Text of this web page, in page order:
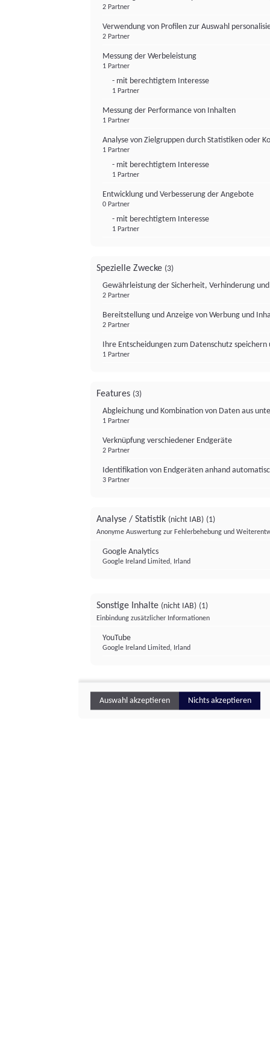
2 Partner
Verwendung von Profilen zur Auswahl
2 Partner
Messung der Werbeleistung
1 Partner
- mit berechtigtem Interesse
1 Partner
Messung der Performance von Inhalten
1 Partner
Analyse von Zielgruppen durch Statistiken oder
1 Partner
- mit berechtigtem Interesse
1 Partner
Entwicklung und Verbesserung der Angebote
0 Partner
- mit berechtigtem Interesse
1 Partner
Spezielle Zwecke (3)
Gewährleistung der Sicherheit, Verhinderung
2 Partner
Bereitstellung und Anzeige von Werbung und
2 Partner
Ihre Entscheidungen zum Datenschutz
1 Partner
Features (3)
Abgleichung und Kombination von Daten aus
1 Partner
Verknüpfung verschiedener Endgeräte
2 Partner
Identifikation von Endgeräten anhand
3 Partner
Analyse / Statistik (nicht IAB) (1)
Anonyme Auswertung zur Fehlerbehebung und
Google Analytics
Google Ireland Limited, Irland
Sonstige Inhalte (nicht IAB) (1)
Einbindung zusätzlicher Informationen
YouTube
Google Ireland Limited, Irland
Auswahl akzeptieren Nichts akzeptieren